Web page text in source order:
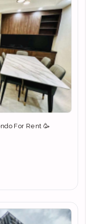
For Rent 🥳